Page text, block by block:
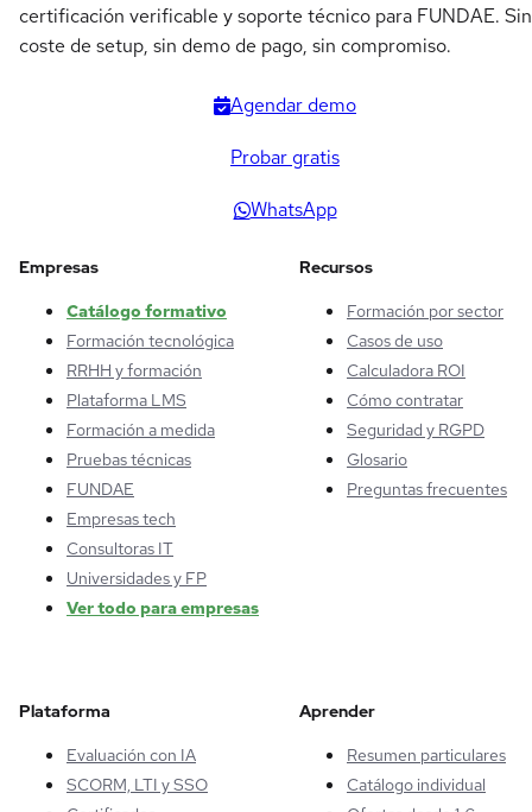
certificación verificable y soporte técnico para FUNDAE. Sin
coste de setup, sin demo de pago, sin compromiso.
Agendar demo
Probar gratis
WhatsApp
Empresas
Catálogo formativo
Formación tecnológica
RRHH y formación
Plataforma LMS
Formación a medida
Pruebas técnicas
FUNDAE
Empresas tech
Consultoras IT
Universidades y FP
Ver todo para empresas
Recursos
Formación por sector
Casos de uso
Calculadora ROI
Cómo contratar
Seguridad y RGPD
Glosario
Preguntas frecuentes
Plataforma
Evaluación con IA
SCORM, LTI y SSO
Aprender
Resumen particulares
Catálogo individual